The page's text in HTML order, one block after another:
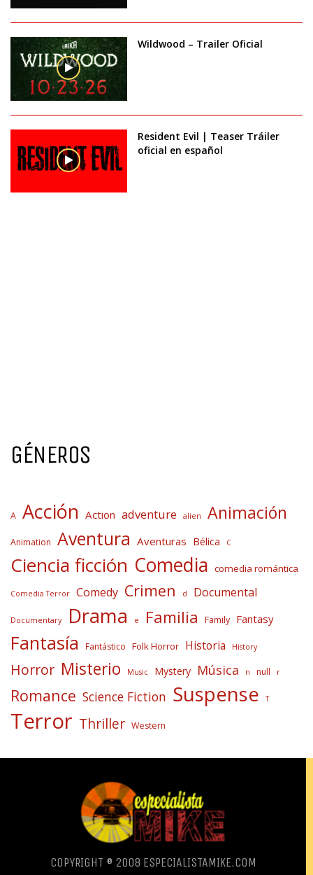
Wildwood – Trailer Oficial
Resident Evil | Teaser Tráiler
oficial en español
GÉNEROS
A Acción Action adventure alien Animación
Animation Aventura Aventuras Bélica C
Ciencia ficción Comedia comedia romántica
Comedia Terror Comedy Crimen d Documental
Documentary Drama e Familia Family Fantasy
Fantasía Fantástico Folk Horror Historia History
Horror Misterio Music Mystery Música n null r
Romance Science Fiction Suspense T
Terror Thriller Western
COPYRIGHT ® 2008 ESPECIALISTAMIKE.COM